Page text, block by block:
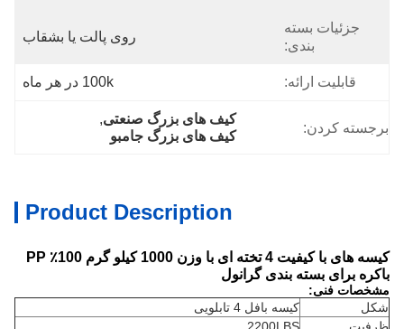
جزئیات بسته
بندی:
روی پالت یا بشقاب
قابلیت ارائه: 100k در هر ماه
برجسته کردن:
کیف های بزرگ صنعتی ,
کیف های بزرگ جامبو
Product Description
کیسه های با کیفیت 4 تخته ای با وزن 1000 کیلو گرم 100٪ PP
باکره برای بسته بندی گرانول
مشخصات فنی:
شکل
کیسه بافل 4 تابلویی